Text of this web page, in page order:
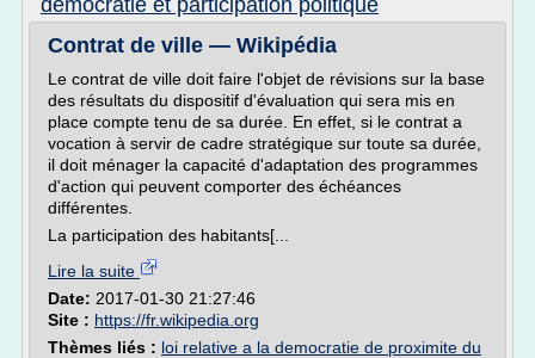
democratie et participation politique
Contrat de ville — Wikipédia
Le contrat de ville doit faire l'objet de révisions sur la base
des résultats du dispositif d'évaluation qui sera mis en
place compte tenu de sa durée. En effet, si le contrat a
vocation à servir de cadre stratégique sur toute sa durée,
il doit ménager la capacité d'adaptation des programmes
d'action qui peuvent comporter des échéances
différentes.
La participation des habitants[...
Lire la suite
Date: 2017-01-30 21:27:46
Site : https://fr.wikipedia.org
Thèmes liés : loi relative a la democratie de proximite du